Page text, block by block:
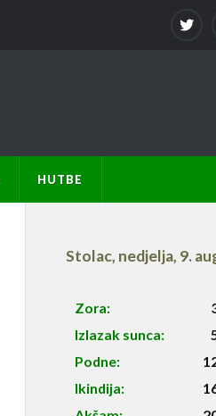
HUTBE
Stolac, nedjelja, 9.
Zora:
Izlazak sunca:
Podne:
Ikindija: